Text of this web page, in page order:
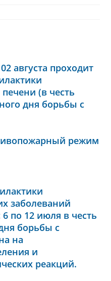
августа проходит
(в честь
дня борьбы с
режим
заболеваний
6 по 12 июля в честь
борьбы с
на
и
реакций.